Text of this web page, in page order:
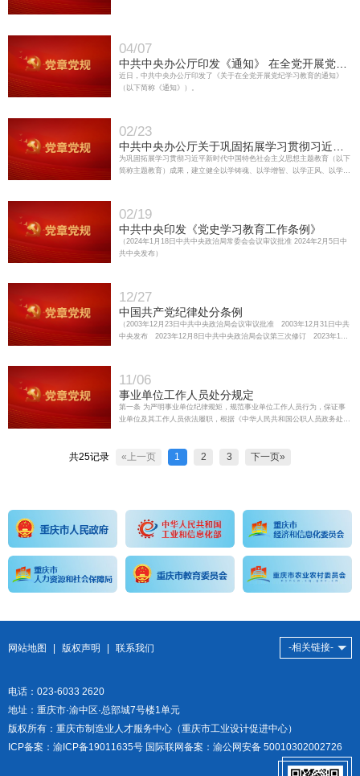
04/07
中共中央办公厅印发《通知》 在全党开展党纪
学习教育
近日，中共中央办公厅印发了《关于在全党开展党纪学习教育的通知》
（以下简称《通知》）。
02/23
中共中央办公厅关于巩固拓展学习贯彻习近平
新时代中国特色社会主义思想主题教育成果的
意见
为巩固拓展学习贯彻习近平新时代中国特色社会主义思想主题教育（以下
简称主题教育）成果，建立健全以学铸魂、以学增智、以学正风、以学促
02/19
中共中央印发《党史学习教育工作条例》
（2024年1月18日中共中央政治局常委会会议审议批准 2024年2月5日中
共中央发布）
12/27
中国共产党纪律处分条例
（2003年12月23日中共中央政治局会议审议批准 2003年12月31日中共
中央发布 2023年12月8日中共中央政治局会议第三次修订 2023年12
11/06
事业单位工作人员处分规定
第一条 为严明事业单位纪律规矩，规范事业单位工作人员行为，保证事
业单位及其工作人员依法履职，根据《中华人民共和国公职人员政务处分
共25记录 «上一页 1 2 3 下一页»
网站地图 | 版权声明 | 联系我们 -相关链接-
电话：023-6033 2620
地址：重庆市·渝中区·总部城7号楼1单元
版权所有：重庆市制造业人才服务中心（重庆市工业设计促进中心）
ICP备案： 渝ICP备19011635号 国际联网备案：渝公网安备 50010302002726